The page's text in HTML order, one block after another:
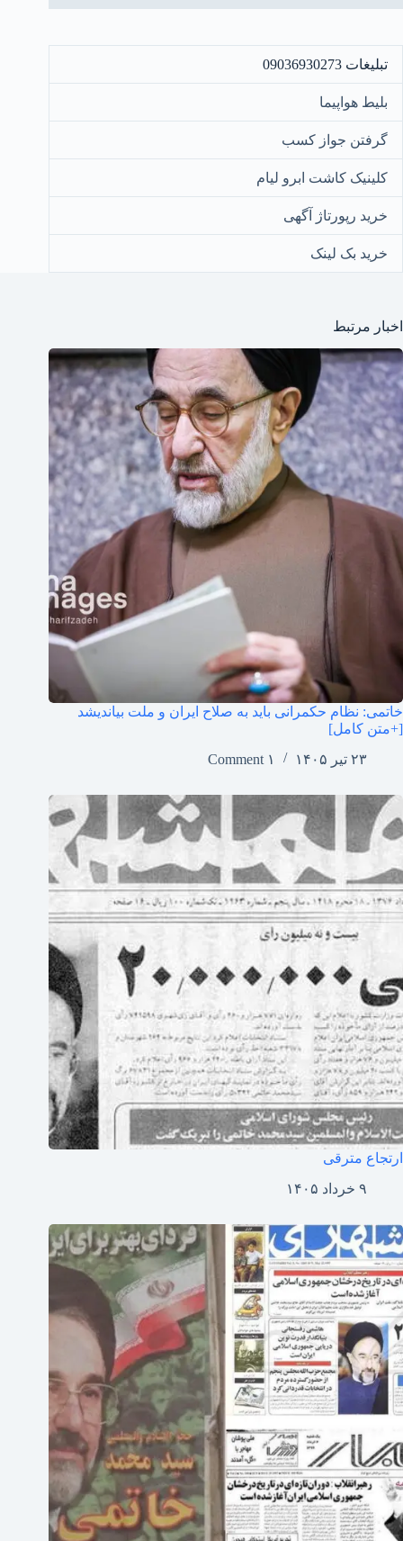
تبلیغات 09036930273
بلیط هواپیما
گرفتن جواز کسب
کلینیک کاشت ابرو لیام
خرید رپورتاژ آگهی
خرید بک لینک
اخبار مرتبط
خاتمی: نظام حکمرانی باید به صلاح ایران و ملت بیاندیشد
[+متن کامل]
۲۳ تیر ۱۴۰۵
۱ Comment
ارتجاع مترقی
۹ خرداد ۱۴۰۵